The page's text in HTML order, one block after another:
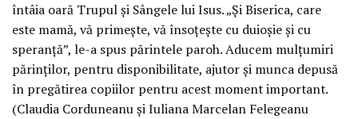
întâia oară Trupul și Sângele lui Isus. „Și Biserica, care
este mamă, vă primește, vă însoțește cu duioșie și cu
speranță”, le-a spus părintele paroh. Aducem mulțumiri
părinților, pentru disponibilitate, ajutor și munca depusă
în pregătirea copiilor pentru acest moment important.
(Claudia Corduneanu și Iuliana Marcelan Felegeanu